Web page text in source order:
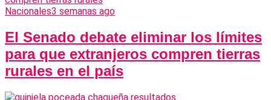
Nacionales3 semanas ago
El Senado debate eliminar los límites
para que extranjeros compren tierras
rurales en el país